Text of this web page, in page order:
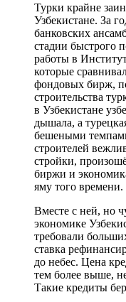
Турки крайне
Узбекистане. За
банковских
стадии быстрого
работы в
которые
фондовых бирж,
строительства
в Узбекистане
дышала, а
бешеными
строителей
стройки,
биржи и
яму того времени.
Вместе с ней, но
экономике
требовали
ставка
до небес. Цена
тем более выше,
Такие кредиты